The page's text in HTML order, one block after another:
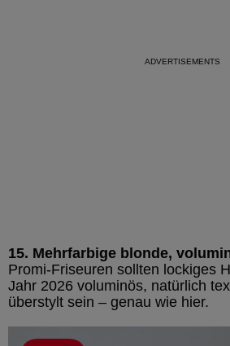
15. Mehrfarbige blonde,
Promi-Friseuren sollten lockiges
Jahr 2026 voluminös, natürlich
überstylt sein – genau wie hier.